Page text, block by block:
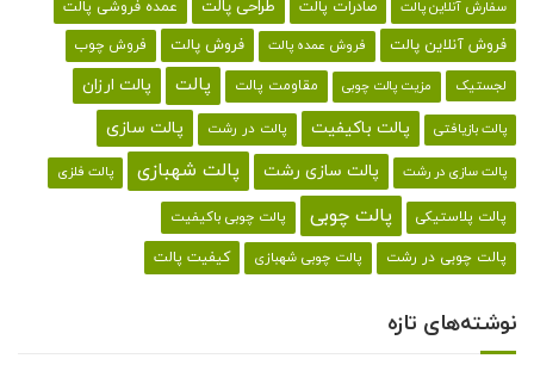
سفارش آنلاین پالت صادرات پالت طراحی پالت عمده فروشی پالت
فروش آنلاین پالت فروش عمده پالت فروش پالت فروش چوب
لجستیک مزیت پالت چوبی مقاومت پالت پالت پالت ارزان
پالت بازیافتی پالت باکیفیت پالت در رشت پالت سازی
پالت سازی در رشت پالت سازی رشت پالت شهبازی پالت فلزی
پالت پلاستیکی پالت چوبی پالت چوبی باکیفیت
پالت چوبی در رشت پالت چوبی شهبازی کیفیت پالت
نوشته‌های تازه